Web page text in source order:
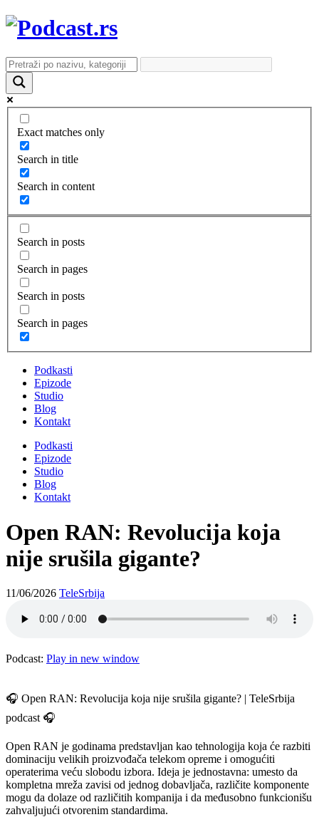
Exact matches only
Search in title
Search in content
Search in posts
Search in pages
Search in posts
Search in pages
Podkasti
Epizode
Studio
Blog
Kontakt
Podkasti
Epizode
Studio
Blog
Kontakt
Open RAN: Revolucija koja
nije srušila gigante?
11/06/2026 TeleSrbija
Podcast: Play in new window
🎧 Open RAN: Revolucija koja nije srušila gigante? | TeleSrbija
podcast 🎧
Open RAN je godinama predstavljan kao tehnologija koja će razbiti
dominaciju velikih proizvođača telekom opreme i omogućiti
operaterima veću slobodu izbora. Ideja je jednostavna: umesto da
kompletna mreža zavisi od jednog dobavljača, različite komponente
mogu da dolaze od različitih kompanija i da međusobno funkcionišu
zahvaljujući otvorenim standardima.